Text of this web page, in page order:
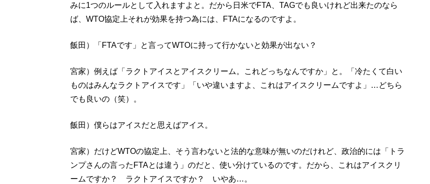
みに1つのルールとして入れますよと。だから日米でFTA、TAGでも良いけれど出来たのなら
ば、WTO協定上それが効果を持つ為には、FTAになるのですよ。
飯田）「FTAです」と言ってWTOに持って行かないと効果が出ない？
宮家）例えば「ラクトアイスとアイスクリーム。これどっちなんですか」と。「冷たくて白い
ものはみんなラクトアイスです」「いや違いますよ、これはアイスクリームですよ」…どちら
でも良いの（笑）。
飯田）僕らはアイスだと思えばアイス。
宮家）だけどWTOの協定上、そう言わないと法的な意味が無いのだけれど、政治的には「トラ
ンプさんの言ったFTAとは違う」のだと、使い分けているのです。だから、これはアイスクリ
ームですか？ ラクトアイスですか？ いやあ…。